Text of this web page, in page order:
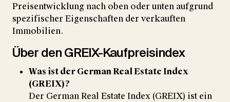
Preisentwicklung nach oben oder unten aufgrund
spezifischer Eigenschaften der verkauften
Immobilien.
Über den GREIX-Kaufpreisindex
Was ist der German Real Estate Index
(GREIX)?
Der German Real Estate Index (GREIX) ist ein